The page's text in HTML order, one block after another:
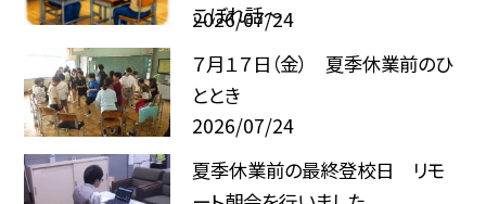
こぼれ話～
2026/07/24
７月１７日（金） 夏季休業前のひ
ととき
2026/07/24
夏季休業前の最終登校日 リモ